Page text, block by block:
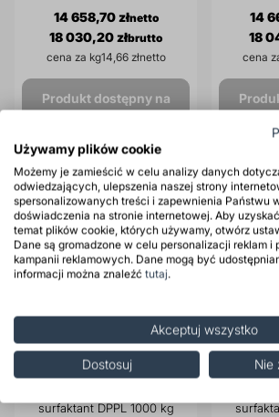
18 030,20 zł
14 658,70 zł
cena za kg14,66 zł
Produkt dostępny na
18
14
cena
surfaktant DPPL 1000 kg
Używamy plików cookie
Możemy je zamieścić w celu analizy danych
odwiedzających, ulepszenia naszej strony
spersonalizowanych treści i zapewnienia Państwu
doświadczenia na stronie internetowej. Aby
temat plików cookie, których używamy, otwórz
Dane są gromadzone w celu personalizacji reklam i
kampanii reklamowych. Dane mogą być
informacji można znaleźć tutaj.
Akceptuj wszystko
Dostosuj Nie